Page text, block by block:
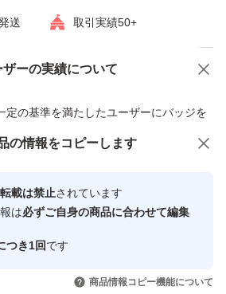
送 取引実績50+
ザーの実績について
定の基準を満たしたユーザーにバッジを
心・安全なユーザーです
引を完了させた実績があります
商品への質問
の情報をコピーします
載は禁止されています
は必ずご自身の商品に合わせて編集
つき1回です
商品情報コピー機能について
にオススメ